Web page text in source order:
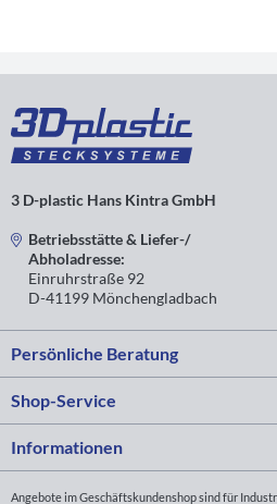
3 D-plastic Hans Kintra GmbH
Betriebsstätte & Liefer-/
Abholadresse:
Einruhrstraße 92
D-41199 Mönchengladbach
Persönliche Beratung
Shop-Service
Informationen
Angebote im Geschäftskundenshop sind für